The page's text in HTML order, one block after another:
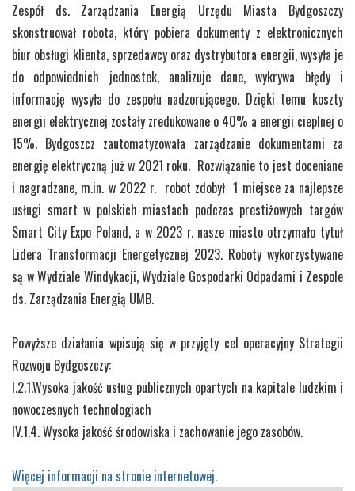
Zespół ds. Zarządzania Energią Urzędu Miasta Bydgoszczy
skonstruował robota, który pobiera dokumenty z elektronicznych
biur obsługi klienta, sprzedawcy oraz dystrybutora energii, wysyła je
do odpowiednich jednostek, analizuje dane, wykrywa błędy i
informację wysyła do zespołu nadzorującego. Dzięki temu koszty
energii elektrycznej zostały zredukowane o 40% a energii cieplnej o
15%. Bydgoszcz zautomatyzowała zarządzanie dokumentami za
energię elektryczną już w 2021 roku. Rozwiązanie to jest doceniane
i nagradzane, m.in. w 2022 r. robot zdobył 1 miejsce za najlepsze
usługi smart w polskich miastach podczas prestiżowych targów
Smart City Expo Poland, a w 2023 r. nasze miasto otrzymało tytuł
Lidera Transformacji Energetycznej 2023. Roboty wykorzystywane
są w Wydziale Windykacji, Wydziale Gospodarki Odpadami i Zespole
ds. Zarządzania Energią UMB.
Powyższe działania wpisują się w przyjęty cel operacyjny Strategii
Rozwoju Bydgoszczy:
I.2.1.Wysoka jakość usług publicznych opartych na kapitale ludzkim i
nowoczesnych technologiach
IV.1.4. Wysoka jakość środowiska i zachowanie jego zasobów.
Więcej informacji na stronie internetowej.